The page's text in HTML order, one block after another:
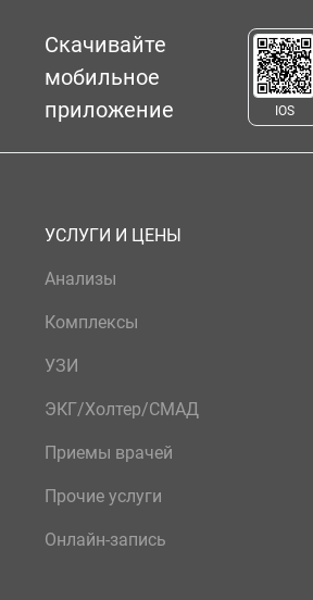
Скачивайте
мобильное
приложение
IOS
УСЛУГИ И ЦЕНЫ
Анализы
Комплексы
УЗИ
ЭКГ/Холтер/СМАД
Приемы врачей
Прочие услуги
Онлайн-запись